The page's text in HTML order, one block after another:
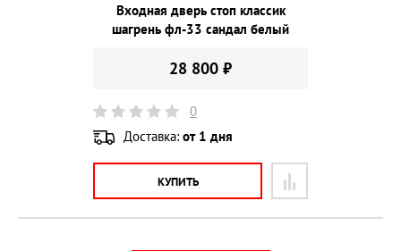
Входная дверь стоп классик
шагрень фл-33 сандал белый
28 800 ₽
0
Доставка: от 1 дня
КУПИТЬ